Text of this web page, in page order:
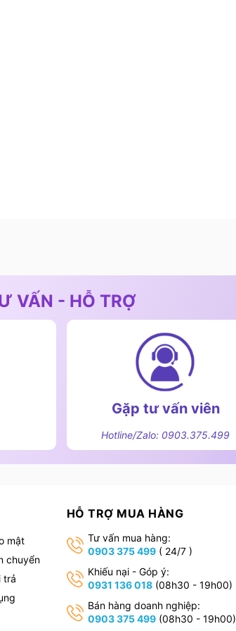
dụng
VẤN - HỖ TRỢ
Gặp tư vấn viên
Hotline/Zalo: 0903.375.499
mật
chuyển
trả
HỖ TRỢ MUA HÀNG
Tư vấn mua hàng:
0903 375 499( 24/7 )
Khiếu nại - Góp ý:
0931 136 018(08h30 - 19h00)
Bán hàng doanh nghiệp:
0903 375 499(08h30 - 19h00)